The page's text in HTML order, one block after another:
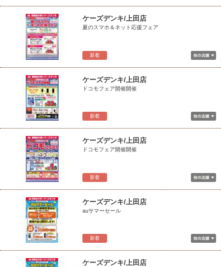
新着
ケーズデンキ/上田店
夏のスマホ＆ネット応援フェア
新着
ケーズデンキ/上田店
ドコモフェア開催開催
新着
ケーズデンキ/上田店
ドコモフェア開催開催
新着
ケーズデンキ/上田店
auサマーセール
ケーズデンキ/上田店